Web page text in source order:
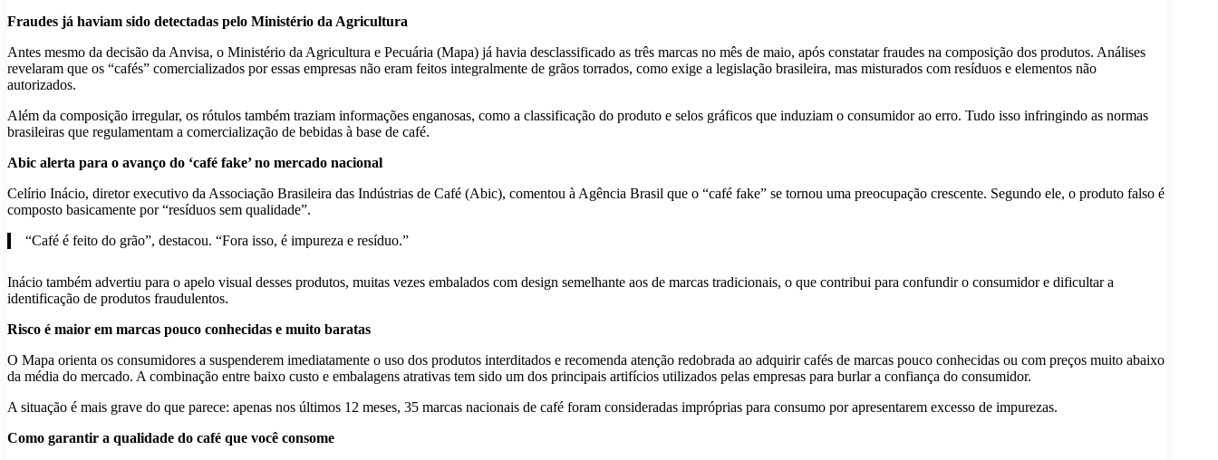
Fraudes já haviam sido detectadas pelo Ministério da Agricultura
Antes mesmo da decisão da Anvisa, o Ministério da Agricultura e Pecuária (Mapa) já havia desclassificado as três marcas no mês de maio, após constatar fraudes na composição dos produtos. Análises
revelaram que os “cafés” comercializados por essas empresas não eram feitos integralmente de grãos torrados, como exige a legislação brasileira, mas misturados com resíduos e elementos não
autorizados.
Além da composição irregular, os rótulos também traziam informações enganosas, como a classificação do produto e selos gráficos que induziam o consumidor ao erro. Tudo isso infringindo as normas
brasileiras que regulamentam a comercialização de bebidas à base de café.
Abic alerta para o avanço do ‘café fake’ no mercado nacional
Celírio Inácio, diretor executivo da Associação Brasileira das Indústrias de Café (Abic), comentou à Agência Brasil que o “café fake” se tornou uma preocupação crescente. Segundo ele, o produto falso é
composto basicamente por “resíduos sem qualidade”.
“Café é feito do grão”, destacou. “Fora isso, é impureza e resíduo.”
Inácio também advertiu para o apelo visual desses produtos, muitas vezes embalados com design semelhante aos de marcas tradicionais, o que contribui para confundir o consumidor e dificultar a
identificação de produtos fraudulentos.
Risco é maior em marcas pouco conhecidas e muito baratas
O Mapa orienta os consumidores a suspenderem imediatamente o uso dos produtos interditados e recomenda atenção redobrada ao adquirir cafés de marcas pouco conhecidas ou com preços muito abaixo
da média do mercado. A combinação entre baixo custo e embalagens atrativas tem sido um dos principais artifícios utilizados pelas empresas para burlar a confiança do consumidor.
A situação é mais grave do que parece: apenas nos últimos 12 meses, 35 marcas nacionais de café foram consideradas impróprias para consumo por apresentarem excesso de impurezas.
Como garantir a qualidade do café que você consome